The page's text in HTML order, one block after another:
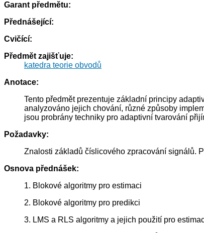
Garant předmětu:
Přednášející:
Cvičící:
Předmět zajišťuje:
katedra teorie obvodů
Anotace:
Tento předmět prezentuje základní principy
analyzováno jejich chování, různé způsoby
jsou probrány techniky pro adaptivní tvarování
Požadavky:
Znalosti základů číslicového zpracování signálů.
Osnova přednášek:
1. Blokové algoritmy pro estimaci
2. Blokové algoritmy pro predikci
3. LMS a RLS algoritmy a jejich použití pro